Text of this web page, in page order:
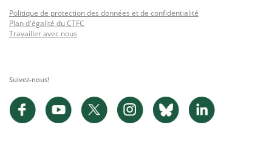
Politique de protection des données et de confidentialité
Plan d'égalité du CTFC
Travailler avec nous
Suivez-nous!